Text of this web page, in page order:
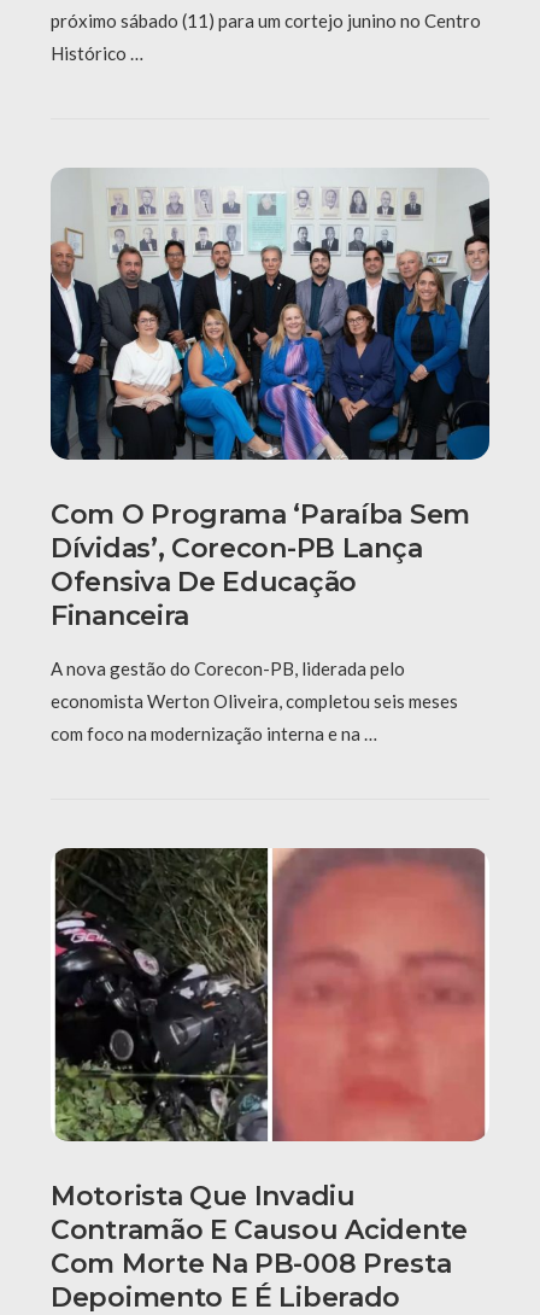
próximo sábado (11) para um cortejo junino no Centro
Histórico …
Com O Programa ‘Paraíba Sem
Dívidas’, Corecon-PB Lança
Ofensiva De Educação
Financeira
A nova gestão do Corecon-PB, liderada pelo
economista Werton Oliveira, completou seis meses
com foco na modernização interna e na …
Motorista Que Invadiu
Contramão E Causou Acidente
Com Morte Na PB-008 Presta
Depoimento E É Liberado